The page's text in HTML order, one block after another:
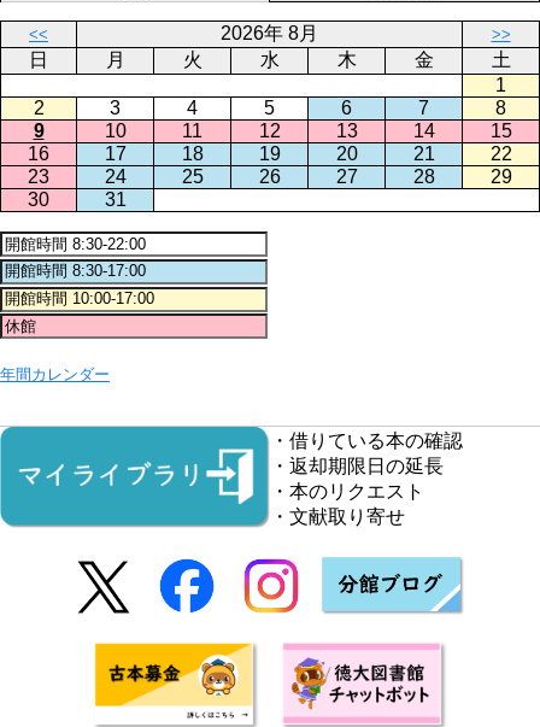
<< 2026年 8月 >>
日 月 火 水 木 金
土
1
2
3 4 5 6 7
8
9
10 11 12 13 14
15
16
17 18 19 20 21
22
23
24 25 26 27 28
29
30
31
年間カレンダー
・借りている本の確認
・返却期限日の延長
・本のリクエスト
・文献取り寄せ